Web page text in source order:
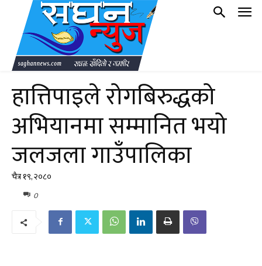
हात्तिपाइले रोगबिरुद्धको
अभियानमा सम्मानित भयो
जलजला गाउँपालिका
चैत्र १९, २०८०
0